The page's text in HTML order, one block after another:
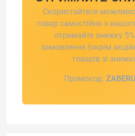
Скористайтеся
товар самостійно з
отримайте знижку
замовлення (окрім
товарів зі
Промокод: